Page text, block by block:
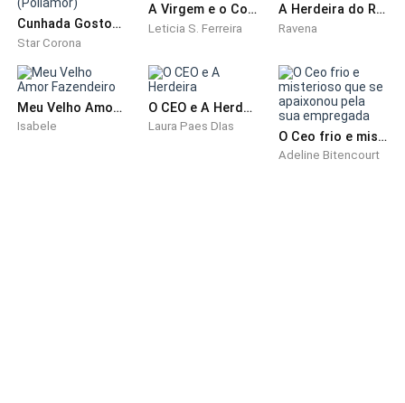
Levamos as malas em direção ao carro do meu pai e
em seguida entramos no mesmo e fomos em direção
Cunhada Gostosa (Poliamor)
Star Corona
A Virgem e o Cowboy Proibido
Leticia S. Ferreira
A Herdeira do Rei do Gado
Ravena
Meu Velho Amor Fazendeiro
Isabele
O CEO e A Herdeira
Laura Paes DIas
O Ceo frio e misterioso que se apaixonou pela sua empregada
Adeline Bitencourt